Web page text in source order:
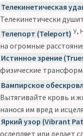
Телекинетическая
Телекинетически
Телепорт (Teleport) У, Н
на огромные
Истинное зрение
физические
Вампирское
Вытягивайте кровь и
нанося им вред и
Яркий узор (Vibrant
ослепляет или делает